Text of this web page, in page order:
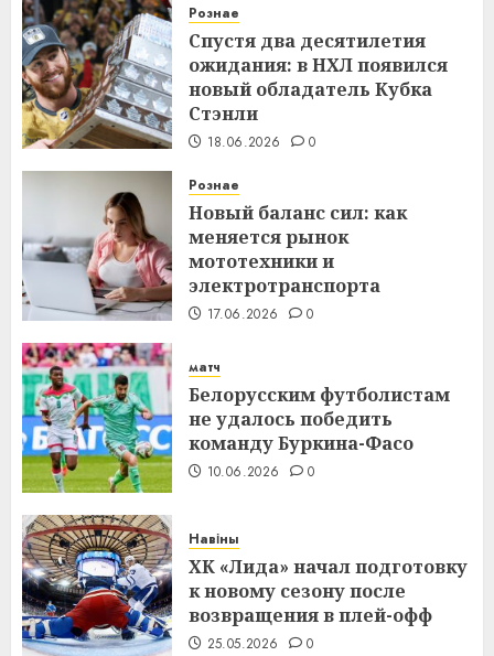
Рознае
Спустя два десятилетия
ожидания: в НХЛ появился
новый обладатель Кубка
Стэнли
18.06.2026 0
Рознае
Новый баланс сил: как
меняется рынок
мототехники и
электротранспорта
17.06.2026 0
матч
Белорусским футболистам
не удалось победить
команду Буркина-Фасо
10.06.2026 0
Навіны
ХК «Лида» начал подготовку
к новому сезону после
возвращения в плей-офф
25.05.2026 0